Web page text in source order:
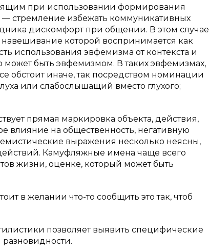
при использовании формирования
стремление избежать коммуникативных
дискомфорт при общении. В этом случае
которой воспринимается как
использования эвфемизма от контекста и
может быть эвфемизмом. В таких эвфемизмах,
иначе, так посредством номинации
или слабослышащий вместо глухого;
прямая маркировка объекта, действия,
влияние на общественность, негативную
выражения несколько неясны,
Камуфляжные имена чаще всего
жизни, оценке, который может быть
в желании что-то сообщить это так, чтоб
позволяет выявить специфические